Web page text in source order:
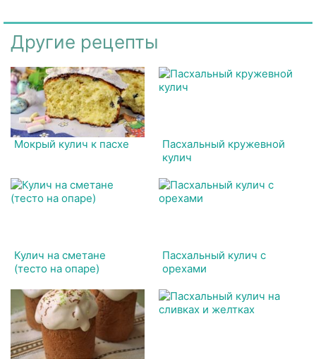
Другие рецепты
Мокрый кулич к пасхе
Пасхальный кружевной
кулич
Кулич на сметане
(тесто на опаре)
Пасхальный кулич с
орехами